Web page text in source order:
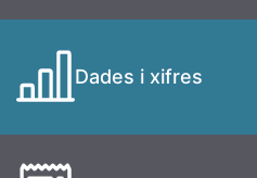
Dades i xifres